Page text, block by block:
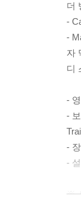
더
-
-
자
디
-
-
-
-
※